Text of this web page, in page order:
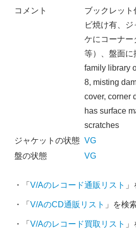
コメント
ブックレット
ビ焼け有、
ケにコーナー
等）、盤面に
family library
8, misting
cover, corner
has surface
scratches
ジャケットの状態 VG
盤の状態
VG
・「 V/Aのレコード通販リスト
・「 V/AのCD通販リスト 」を検
・「 V/Aのレコード買取リスト